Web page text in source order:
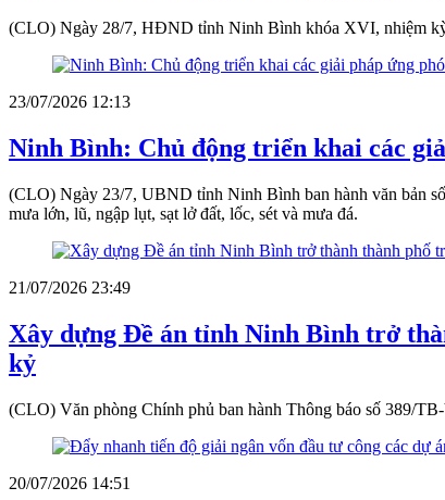
(CLO) Ngày 28/7, HĐND tỉnh Ninh Bình khóa XVI, nhiệm kỳ
23/07/2026 12:13
Ninh Bình: Chủ động triển khai các
(CLO) Ngày 23/7, UBND tỉnh Ninh Bình ban hành văn bản
mưa lớn, lũ, ngập lụt, sạt lở đất, lốc, sét và mưa đá.
21/07/2026 23:49
Xây dựng Đề án tỉnh Ninh Bình trở
kỷ
(CLO) Văn phòng Chính phủ ban hành Thông báo số 389/
20/07/2026 14:51